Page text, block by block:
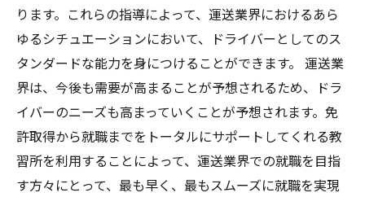
ります。これらの指導によって、運送業界におけるあら
ゆるシチュエーションにおいて、ドライバーとしてのス
タンダードな能力を身につけることができます。 運送業
界は、今後も需要が高まることが予想されるため、ドラ
イバーのニーズも高まっていくことが予想されます。免
許取得から就職までをトータルにサポートしてくれる教
習所を利用することによって、運送業界での就職を目指
す方々にとって、最も早く、最もスムーズに就職を実現